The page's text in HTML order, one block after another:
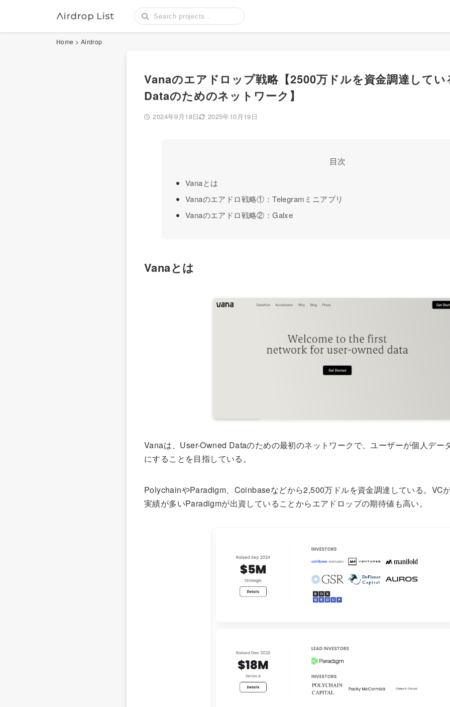
Home > Airdrop
Vanaのエアドロップ戦略【2500万ドルを資金調達して
Dataのためのネットワーク】
2024年9月18日 2025年10月19日
目次
Vanaとは
Vanaのエアドロ戦略①：Telegramミニアプリ
Vanaのエアドロ戦略②：Galxe
Vanaとは
Vanaは、User-Owned Dataのための最初のネットワークで、ユーザーが個人デー
にすることを目指している。
PolychainやParadigm、Coinbaseなどから2,500万ドルを資金調達している。VC
実績が多いParadigmが出資していることからエアドロップの期待値も高い。